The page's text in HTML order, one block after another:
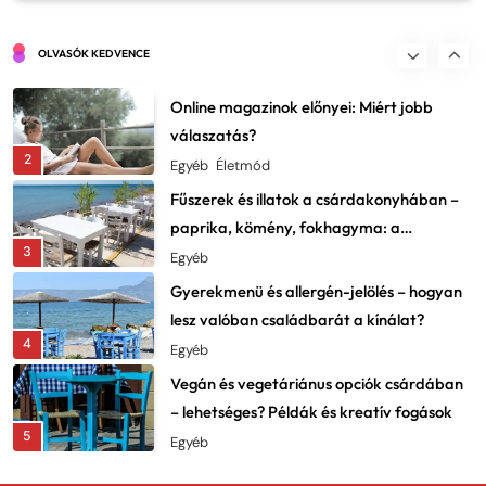
OLVASÓK KEDVENCE
2
Online magazinok előnyei: Miért jobb
válaszatás?
Egyéb Életmód
3
Fűszerek és illatok a csárdakonyhában –
paprika, kömény, fokhagyma: a
karakter lelke
Egyéb
4
Gyerekmenü és allergén-jelölés – hogyan
lesz valóban családbarát a kínálat?
Egyéb
5
Vegán és vegetáriánus opciók csárdában
– lehetséges? Példák és kreatív fogások
Egyéb